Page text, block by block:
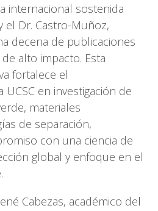
internacional sostenida
el Dr. Castro-Muñoz,
decena de publicaciones
alto impacto. Esta
fortalece el
en investigación de
materiales
de separación,
con una ciencia de
global y enfoque en el
Cabezas, académico del